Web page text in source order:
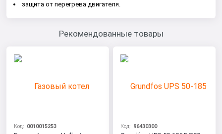
защита от перегрева двигателя.
Рекомендованные товары
Код: 0010015253 Код: 96430300